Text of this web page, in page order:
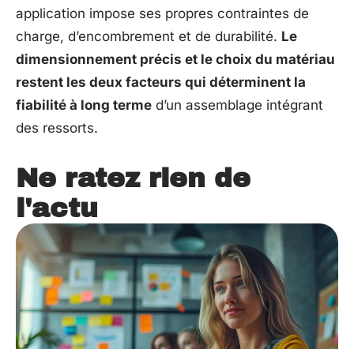
application impose ses propres contraintes de
charge, d’encombrement et de durabilité. Le
dimensionnement précis et le choix du matériau
restent les deux facteurs qui déterminent la
fiabilité à long terme d’un assemblage intégrant
des ressorts.
Ne ratez rien de
l'actu